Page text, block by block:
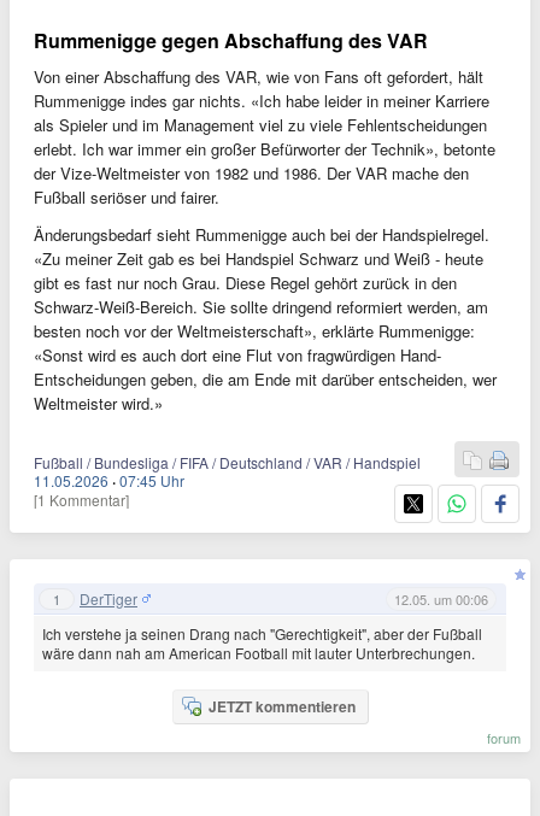
Rummenigge gegen Abschaffung des VAR
Von einer Abschaffung des VAR, wie von Fans oft gefordert, hält
Rummenigge indes gar nichts. «Ich habe leider in meiner Karriere
als Spieler und im Management viel zu viele Fehlentscheidungen
erlebt. Ich war immer ein großer Befürworter der Technik», betonte
der Vize-Weltmeister von 1982 und 1986. Der VAR mache den
Fußball seriöser und fairer.
Änderungsbedarf sieht Rummenigge auch bei der Handspielregel.
«Zu meiner Zeit gab es bei Handspiel Schwarz und Weiß - heute
gibt es fast nur noch Grau. Diese Regel gehört zurück in den
Schwarz-Weiß-Bereich. Sie sollte dringend reformiert werden, am
besten noch vor der Weltmeisterschaft», erklärte Rummenigge:
«Sonst wird es auch dort eine Flut von fragwürdigen Hand-
Entscheidungen geben, die am Ende mit darüber entscheiden, wer
Weltmeister wird.»
Fußball / Bundesliga / FIFA / Deutschland / VAR / Handspiel
11.05.2026 ·07:45 Uhr
[1 Kommentar]
1 DerTiger 12.05. um 00:06
Ich verstehe ja seinen Drang nach "Gerechtigkeit", aber der Fußball
wäre dann nah am American Football mit lauter Unterbrechungen.
JETZT kommentieren
forum